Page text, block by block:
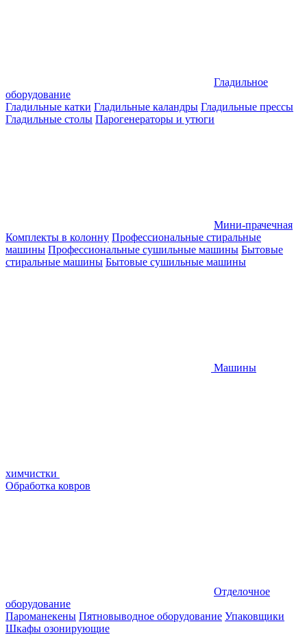
Гладильное
оборудование
Гладильные катки Гладильные каландры Гладильные прессы
Гладильные столы Парогенераторы и утюги
Мини-прачечная
Комплекты в колонну Профессиональные стиральные
машины Профессиональные сушильные машины Бытовые
стиральные машины Бытовые сушильные машины
Машины
химчистки
Обработка ковров
Отделочное
оборудование
Пароманекены Пятновыводное оборудование Упаковщики
Шкафы озонирующие